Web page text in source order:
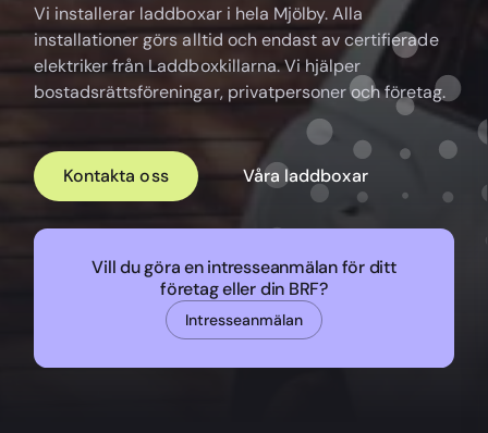
Vi installerar laddboxar i hela Mjölby. Alla
installationer görs alltid och endast av certifierade
elektriker från Laddboxkillarna. Vi hjälper
bostadsrättsföreningar, privatpersoner och företag.
Kontakta oss Våra laddboxar
Vill du göra en intresseanmälan för ditt
företag eller din BRF?
Intresseanmälan